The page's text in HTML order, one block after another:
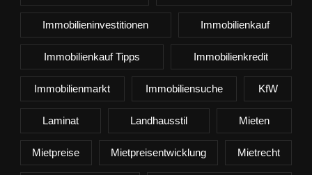
Immobilieninvestitionen Immobilienkauf
Immobilienkauf Tipps Immobilienkredit
Immobilienmarkt Immobiliensuche KfW
Laminat Landhausstil Mieten
Mietpreise Mietpreisentwicklung Mietrecht